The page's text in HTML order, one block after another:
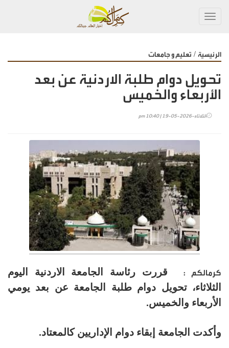
الرئيسية / تعليم و جامعات
تحويل دوام طلبة الاردنية عن بعد
الأربعاء والخميس
الثلاثاء-2026-05-19 | 10:40 pm
كرمالكم :
قررت رئاسة الجامعة الاردنية اليوم
الثلاثاء، تحويل دوام طلبة الجامعة عن بعد يومي
الأربعاء والخميس.
وأكدت الجامعة إبقاء دوام الإداريين كالمعتاد.